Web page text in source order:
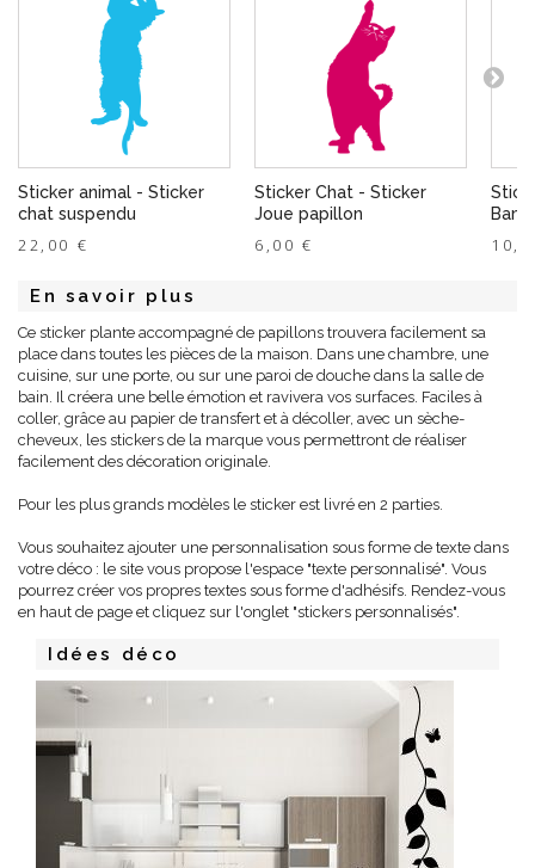
Sticker animal - Sticker
chat suspendu
22,00 €
Sticker Chat - Sticker
Joue papillon
6,00 €
En savoir plus
Ce sticker plante accompagné de papillons trouvera facilement sa
place dans toutes les pièces de la maison. Dans une chambre, une
cuisine, sur une porte, ou sur une paroi de douche dans la salle de
bain. Il créera une belle émotion et ravivera vos surfaces. Faciles à
coller, grâce au papier de transfert et à décoller, avec un sèche-
cheveux, les stickers de la marque vous permettront de réaliser
facilement des décoration originale.
Pour les plus grands modèles le sticker est livré en 2 parties.
Vous souhaitez ajouter une personnalisation sous forme de texte dans
votre déco : le site vous propose l'espace "texte personnalisé". Vous
pourrez créer vos propres textes sous forme d'adhésifs. Rendez-vous
en haut de page et cliquez sur l'onglet "stickers personnalisés".
Idées déco